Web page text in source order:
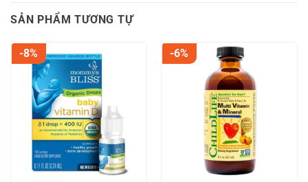
SẢN PHẨM TƯƠNG TỰ
-8% -6%